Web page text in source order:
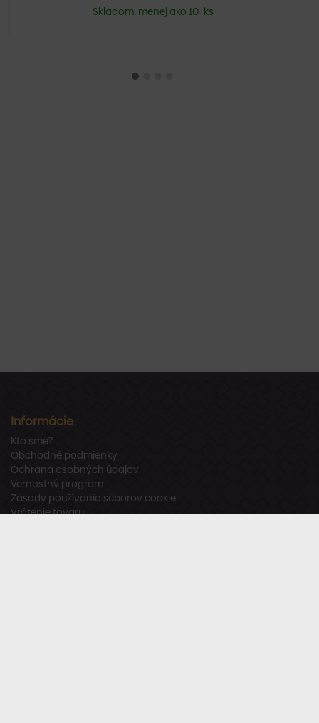
Skladom: menej ako 10 ks
Informácie
Kto sme?
Obchodné podmienky
Ochrana osobných údajov
Vernostný program
Zásady používania súborov cookie
Vrátenie tovaru